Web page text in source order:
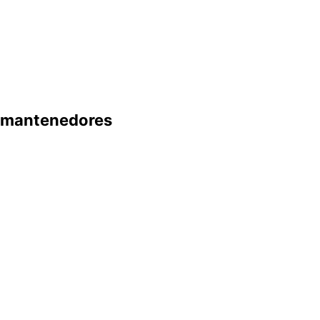
mantenedores